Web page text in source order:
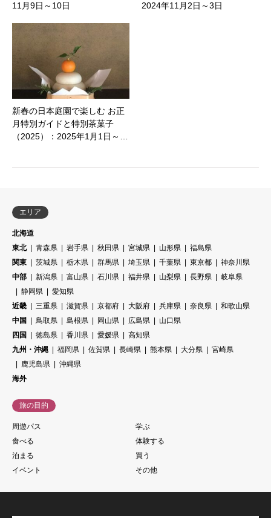
11月9日～10日
2024年11月2日～3日
新春の日本庭園で楽しむ お正
月特別ガイドと特別茶菓子
（2025）：2025年1月1日～…
エリア
北海道
東北
青森県 岩手県 秋田県 宮城県 山形県
福島県
関東
茨城県 栃木県 群馬県 埼玉県 千葉県 東京都
神奈川県
中部
新潟県 富山県 石川県 福井県 山梨県 長野県
岐阜県
静岡県
愛知県
近畿
三重県 滋賀県 京都府 大阪府 兵庫県 奈良県
和歌山県
中国
鳥取県 島根県 岡山県 広島県
山口県
四国
徳島県 香川県 愛媛県
高知県
九州・沖縄
福岡県 佐賀県 長崎県 熊本県 大分県
宮崎県
鹿児島県
沖縄県
海外
旅の目的
周遊パス
学ぶ
食べる
体験する
泊まる
買う
イベント
その他